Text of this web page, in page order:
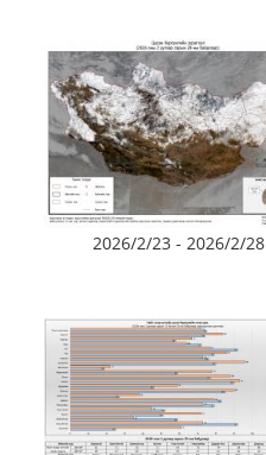
2026/2/23 - 2026/2/28